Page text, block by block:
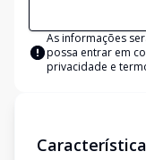
As informações
possa entrar em
privacidade e